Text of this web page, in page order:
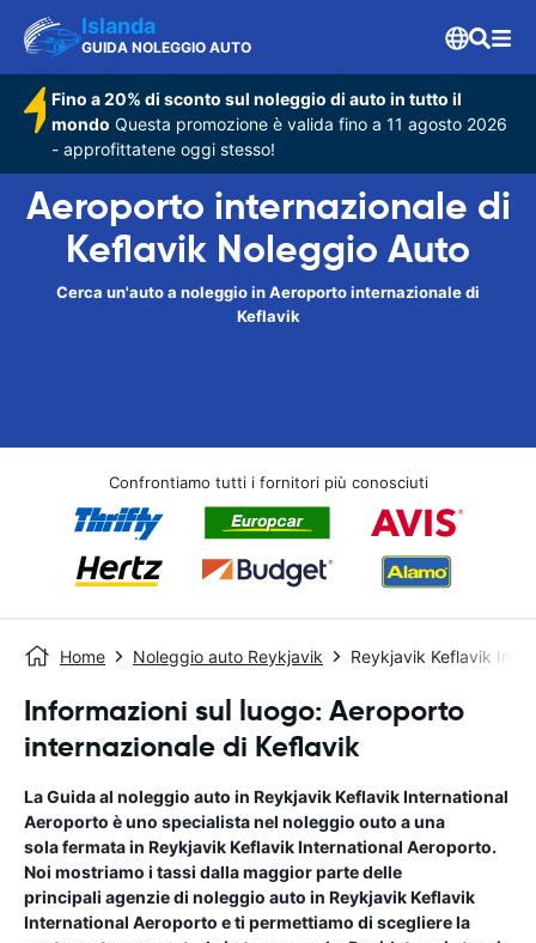
Islanda
GUIDA NOLEGGIO AUTO
Fino a 20% di sconto sul noleggio di auto in tutto il
mondo Questa promozione è valida fino a 11 agosto 2026
- approfittatene oggi stesso!
Aeroporto internazionale di
Keflavik Noleggio Auto
Cerca un'auto a noleggio in Aeroporto internazionale di
Keflavik
Confrontiamo tutti i fornitori più conosciuti
Home Noleggio auto Reykjavik Reykjavik Keflavik
Informazioni sul luogo: Aeroporto
internazionale di Keflavik
La Guida al noleggio auto in Reykjavik Keflavik International
Aeroporto è uno specialista nel noleggio outo a una
sola fermata in Reykjavik Keflavik International Aeroporto.
Noi mostriamo i tassi dalla maggior parte delle
principali agenzie di noleggio auto in Reykjavik Keflavik
International Aeroporto e ti permettiamo di scegliere la